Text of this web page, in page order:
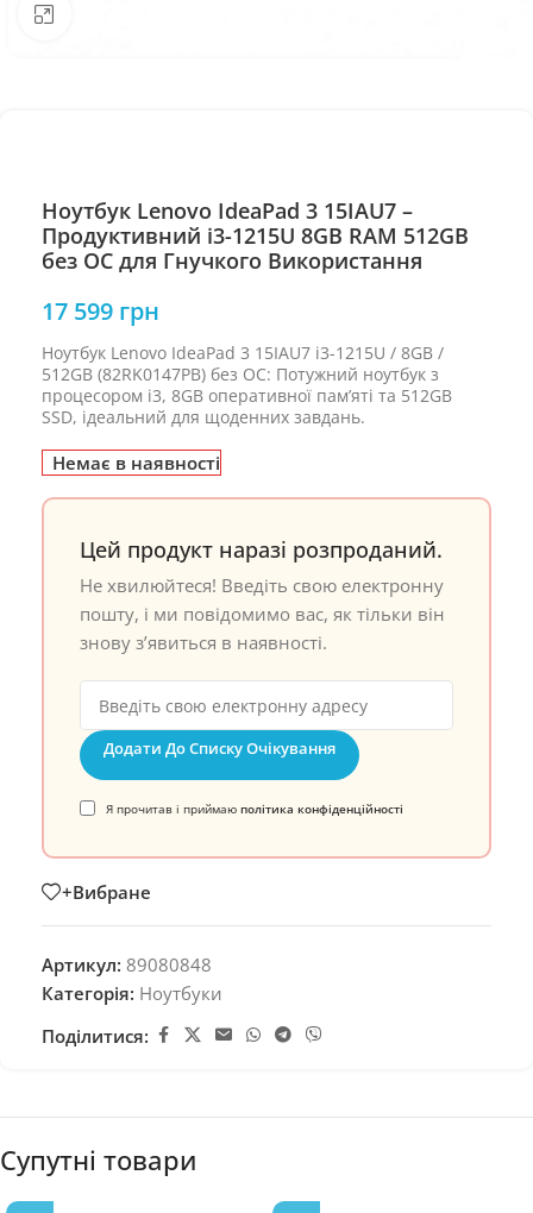
Ноутбук Lenovo IdeaPad 3 15IAU7 –
Продуктивний i3-1215U 8GB RAM 512GB
без ОС для Гнучкого Використання
17 599 грн
Ноутбук Lenovo IdeaPad 3 15IAU7 i3-1215U / 8GB /
512GB (82RK0147PB) без ОС: Потужний ноутбук з
процесором i3, 8GB оперативної пам’яті та 512GB
SSD, ідеальний для щоденних завдань.
Немає в наявності
Цей продукт наразі розпроданий.
Не хвилюйтеся! Введіть свою електронну
пошту, і ми повідомимо вас, як тільки він
знову з’явиться в наявності.
Додати До Списку Очікування
Я прочитав і приймаю політика конфіденційності
+Вибране
Артикул: 89080848
Категорія: Ноутбуки
Поділитися:
Супутні товари